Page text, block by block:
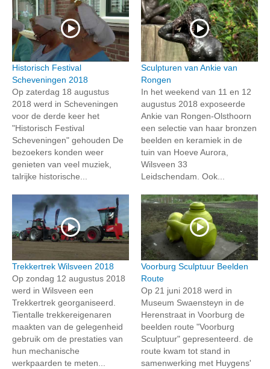
Historisch Festival
Scheveningen 2018
Op zaterdag 18 augustus
2018 werd in Scheveningen
voor de derde keer het
"Historisch Festival
Scheveningen" gehouden De
bezoekers konden weer
genieten van veel muziek,
talrijke historische...
Sculpturen van Ankie van
Rongen
In het weekend van 11 en 12
augustus 2018 exposeerde
Ankie van Rongen-Olsthoorn
een selectie van haar bronzen
beelden en keramiek in de
tuin van Hoeve Aurora,
Wilsveen 33
Leidschendam. Ook...
Trekkertrek Wilsveen 2018
Op zondag 12 augustus 2018
werd in Wilsveen een
Trekkertrek georganiseerd.
Tientalle trekkereigenaren
maakten van de gelegenheid
gebruik om de prestaties van
hun mechanische
werkpaarden te meten...
Voorburg Sculptuur Beelden
Route
Op 21 juni 2018 werd in
Museum Swaensteyn in de
Herenstraat in Voorburg de
beelden route "Voorburg
Sculptuur" gepresenteerd. de
route kwam tot stand in
samenwerking met Huygens'